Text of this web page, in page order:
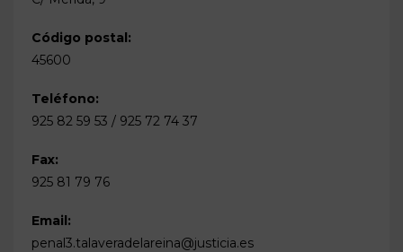
Código postal:
45600
Teléfono:
925 82 59 53 / 925 72 74 37
Fax:
925 81 79 76
Email:
penal3.talaveradelareina@justicia.es